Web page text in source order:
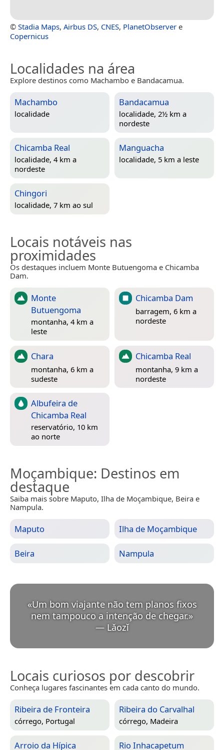
© Stadia Maps, Airbus DS, CNES, PlanetObserver e
Copernicus
Localidades na área
Explore destinos como Machambo e Bandacamua.
Machambo
localidade
Bandacamua
localidade, 2½ km a
nordeste
Chicamba Real
localidade, 4 km a
nordeste
Manguacha
localidade, 5 km a leste
Chingori
localidade, 7 km ao sul
Locais notáveis nas
proximidades
Os destaques incluem Monte Butuengoma e Chicamba
Dam.
Monte
Butuengoma
montanha, 4 km a
leste
Chicamba Dam
barragem, 6 km a
nordeste
Chara
montanha, 6 km a
sudeste
Chicamba Real
montanha, 9 km a
nordeste
Albufeira de
Chicamba Real
reservatório, 10 km
ao norte
Moçambique: Destinos em
destaque
Saiba mais sobre Maputo, Ilha de Moçambique, Beira e
Nampula.
Maputo Ilha de Moçambique
Beira Nampula
«Um bom viajante não tem planos fixos
nem tampouco a intenção de chegar.
— Lǎozǐ
Locais curiosos por descobrir
Conheça lugares fascinantes em cada canto do mundo.
Ribeira de Fronteira
córrego, Portugal
Ribeira do Carvalhal
córrego, Madeira
Arroio da Hípica Rio Inhacapetum